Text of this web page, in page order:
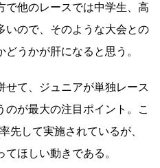
で他のレースでは中学生、高
いので、そのような大会との
うかが肝になると思う。
せて、ジュニアが単独レース
のが最大の注目ポイント。こ
先して実施されているが、
ほしい動きである。